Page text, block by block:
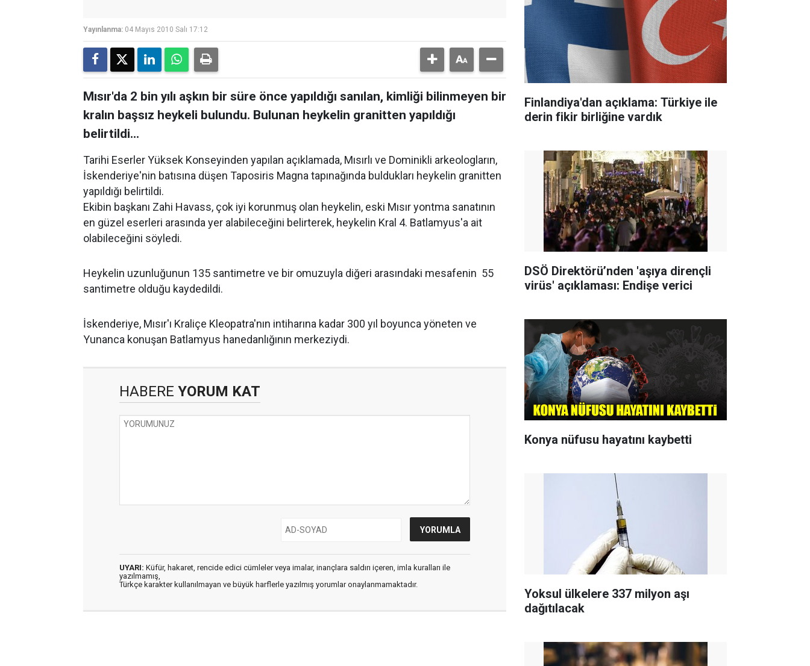
Yayınlanma: 04 Mayıs 2010 Salı 17:12
Mısır'da 2 bin yılı aşkın bir süre önce yapıldığı sanılan, kimliği bilinmeyen bir
kralın başsız heykeli bulundu. Bulunan heykelin granitten yapıldığı
belirtildi...
Tarihi Eserler Yüksek Konseyinden yapılan açıklamada, Mısırlı ve Dominikli arkeologların,
İskenderiye'nin batısına düşen Taposiris Magna tapınağında buldukları heykelin granitten
yapıldığı belirtildi.
Ekibin başkanı Zahi Havass, çok iyi korunmuş olan heykelin, eski Mısır yontma sanatının
en güzel eserleri arasında yer alabileceğini belirterek, heykelin Kral 4. Batlamyus'a ait
olabileceğini söyledi.
Heykelin uzunluğunun 135 santimetre ve bir omuzuyla diğeri arasındaki mesafenin 55
santimetre olduğu kaydedildi.
İskenderiye, Mısır'ı Kraliçe Kleopatra'nın intiharına kadar 300 yıl boyunca yöneten ve
Yunanca konuşan Batlamyus hanedanlığının merkeziydi.
HABERE YORUM KAT
UYARI: Küfür, hakaret, rencide edici cümleler veya imalar, inançlara saldırı içeren, imla kuralları ile
yazılmamış,
Türkçe karakter kullanılmayan ve büyük harflerle yazılmış yorumlar onaylanmamaktadır.
Finlandiya'dan açıklama: Türkiye ile
derin fikir birliğine vardık
DSÖ Direktörü’nden 'aşıya dirençli
virüs' açıklaması: Endişe verici
Konya nüfusu hayatını kaybetti
Yoksul ülkelere 337 milyon aşı
dağıtılacak